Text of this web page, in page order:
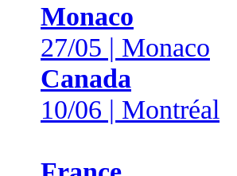
Monaco
27/05 | Monaco
Canada
10/06 | Montréal